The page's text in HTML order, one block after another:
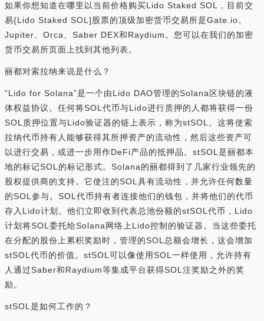
如果你想知道在哪里以当前价格购买Lido Staked SOL，目前交
易{Lido Staked SOL]股票的顶级加密货币交易所是Gate.io、
Jupiter、Orca、Saber DEX和Raydium。您可以在我们的加密
货币交易所页面上找到其他列表。
丽都对索拉纳来说是什么？
“Lido for Solana”是一个由Lido DAO管理的Solana区块链的液
体权益协议。任何将SOL代币与Lido进行质押的人都将获得一份
SOL质押位置与Lido验证器的链上表示，称为stSOL。这将使索
拉纳代币持有人能够获得其所押资产的流动性，然后这些资产可
以进行交易，或进一步用作DeFi产品的抵押品。stSOL是丽都本
地的标记SOL的标记形式。Solana的丽都得到了几家行业领先的
股权提供商的支持。它使注的SOL具有流动性，并允许任何数量
的SOL参与。SOL代币持有者连接他们的钱包，并将他们的代币
存入Lido计划。他们立即收到代表总池份额的stSOL代币，Lido
计划将SOL委托给Solana网络上Lido控制的验证器。当这些委托
在分配的股份上累积奖励时，管理的SOL总额会增长，这会增加
stSOL代币的价值。stSOL可以像使用SOL一样使用，允许持有
人通过Saber和Raydium等集成平台获得SOL注奖励之外的奖
励。
stSOL是如何工作的？